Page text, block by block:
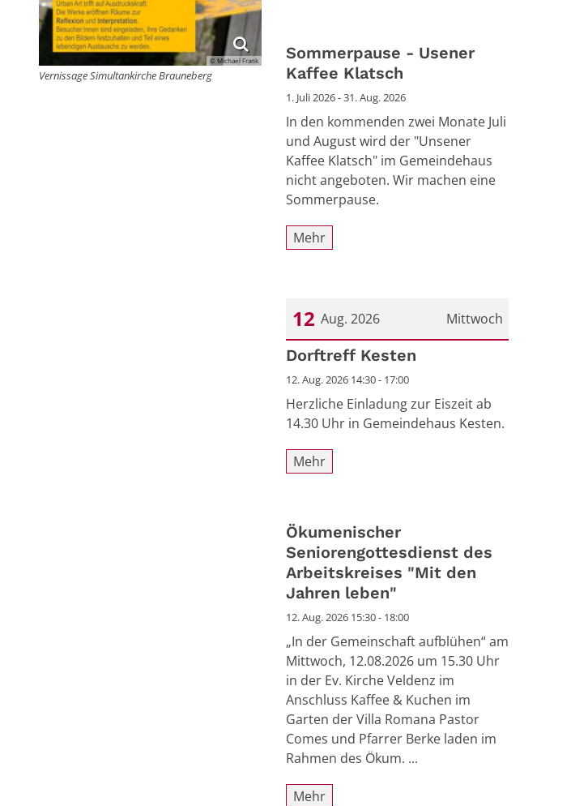
© Michael Frank
Vernissage Simultankirche Brauneberg
Sommerpause - Usener
Kaffee Klatsch
1. Juli 2026 - 31. Aug. 2026
In den kommenden zwei Monate Juli
und August wird der "Unsener
Kaffee Klatsch" im Gemeindehaus
nicht angeboten. Wir machen eine
Sommerpause.
Mehr
Mittwoch
12 Aug. 2026
Datum: 12. August 2026
Dorftreff Kesten
12. Aug. 2026 14:30 - 17:00
Herzliche Einladung zur Eiszeit ab
14.30 Uhr in Gemeindehaus Kesten.
Mehr
Ökumenischer
Seniorengottesdienst des
Arbeitskreises "Mit den
Jahren leben"
12. Aug. 2026 15:30 - 18:00
„In der Gemeinschaft aufblühen“ am
Mittwoch, 12.08.2026 um 15.30 Uhr
in der Ev. Kirche Veldenz im
Anschluss Kaffee & Kuchen im
Garten der Villa Romana Pastor
Comes und Pfarrer Berke laden im
Rahmen des Ökum. ...
Mehr